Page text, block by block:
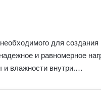
для создания
и равномерное
и влажности внутри.…